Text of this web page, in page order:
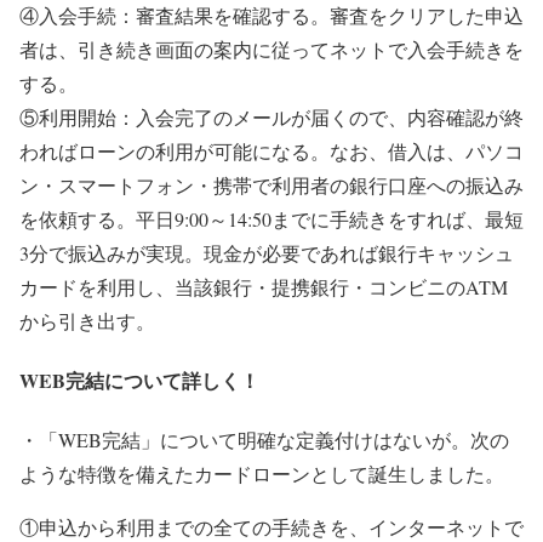
④入会手続：審査結果を確認する。審査をクリアした申込
者は、引き続き画面の案内に従ってネットで入会手続きを
する。
⑤利用開始：入会完了のメールが届くので、内容確認が終
わればローンの利用が可能になる。なお、借入は、パソコ
ン・スマートフォン・携帯で利用者の銀行口座への振込み
を依頼する。平日9:00～14:50までに手続きをすれば、最短
3分で振込みが実現。現金が必要であれば銀行キャッシュ
カードを利用し、当該銀行・提携銀行・コンビニのATM
から引き出す。
WEB完結について詳しく！
・「WEB完結」について明確な定義付けはないが。次の
ような特徴を備えたカードローンとして誕生しました。
①申込から利用までの全ての手続きを、インターネットで